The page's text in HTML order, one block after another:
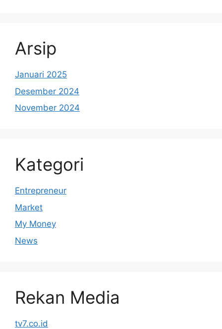
Arsip
Januari 2025
Desember 2024
November 2024
Kategori
Entrepreneur
Market
My Money
News
Rekan Media
tv7.co.id